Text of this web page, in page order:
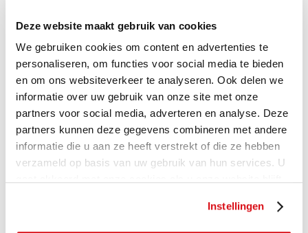
Deze website maakt gebruik van cookies
We gebruiken cookies om content en advertenties te
personaliseren, om functies voor social media te bieden
en om ons websiteverkeer te analyseren. Ook delen we
informatie over uw gebruik van onze site met onze
partners voor social media, adverteren en analyse. Deze
partners kunnen deze gegevens combineren met andere
informatie die u aan ze heeft verstrekt of die ze hebben
verzameld op basis van uw gebruik van hun services. U
Instellingen